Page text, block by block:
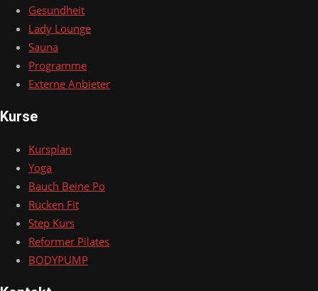
Gesundheit
Lady Lounge
Sauna
Programme
Externe Anbieter
Kurse
Kursplan
Yoga
Bauch Beine Po
Rücken Fit
Step Kurs
Reformer Pilates
BODYPUMP